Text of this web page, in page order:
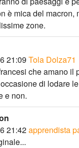
è mica del macron,
zone.
21:09 Tola Dolza71
che amano il
di lodare
e non.
21:42apprendista